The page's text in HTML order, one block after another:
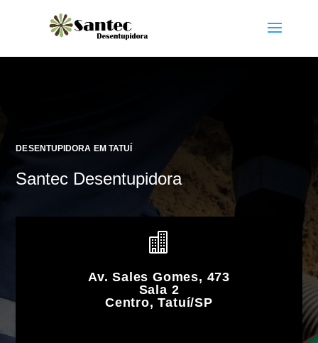
DESENTUPIDORA EM TATUÍ
Santec Desentupidora

Av. Sales Gomes, 473
Sala 2
Centro, Tatuí/SP